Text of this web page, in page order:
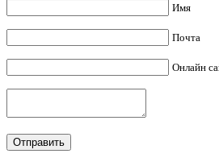
Имя
Почта
Онлайн